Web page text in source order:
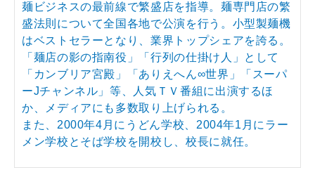
麺ビジネスの最前線で繁盛店を指導。麺専門店の繁
盛法則について全国各地で公演を行う。小型製麺機
はベストセラーとなり、業界トップシェアを誇る。
「麺店の影の指南役」「行列の仕掛け人」として
「カンブリア宮殿」「ありえへん∞世界」「スーパ
ーJチャンネル」等、人気ＴＶ番組に出演するほ
か、メディアにも多数取り上げられる。
また、2000年4月にうどん学校、2004年1月にラー
メン学校とそば学校を開校し、校長に就任。